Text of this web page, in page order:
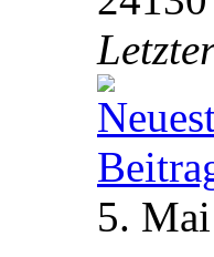
5.